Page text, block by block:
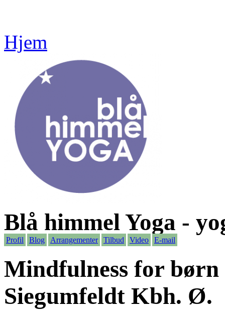
Hjem
Blå himmel Yoga -
Profil Blog Arrangementer Tilbud Video E-mail
Mindfulness for børn
Siegumfeldt Kbh. Ø.